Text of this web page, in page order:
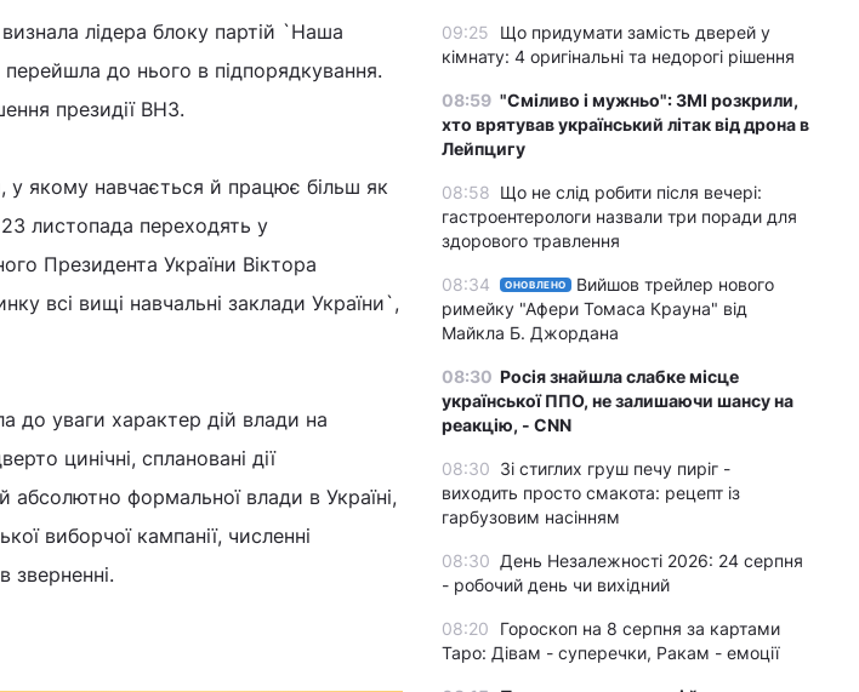
лідера блоку партій `Наша
до нього в підпорядкування.
президії ВНЗ.
якому навчається й працює більш як
23 листопада переходять у
Президента України Віктора
всі вищі навчальні заклади України`,
до уваги характер дій влади на
цинічні, сплановані дії
абсолютно формальної влади в Україні,
виборчої кампанії, численні
зверненні.
09:25
Що придумати замість дверей у
кімнату: 4 оригінальні та недорогі рішення
08:59 "Сміливо і мужньо": ЗМІ розкрили,
хто врятував український літак від дрона в
Лейпцигу
08:58 Що не слід робити після вечері:
гастроентерологи назвали три поради для
здорового травлення
08:34 ОНОВЛЕНО
Вийшов трейлер нового
римейку "Афери Томаса Крауна" від
Майкла Б. Джордана
08:30 Росія знайшла слабке місце
української ППО, не залишаючи шансу на
реакцію, - CNN
08:30 Зі стиглих груш печу пиріг -
виходить просто смакота: рецепт із
гарбузовим насінням
08:30 День Незалежності 2026: 24 серпня
- робочий день чи вихідний
08:20
Гороскоп на 8 серпня за картами
Таро: Дівам - суперечки, Ракам - емоції